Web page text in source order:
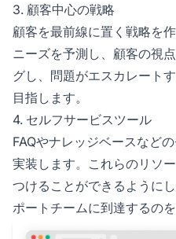
3. 顧客中心の戦略
顧客を最前線に置く戦略を
ニーズを予測し、顧客の視
グし、問題がエスカレート
目指します。
4. セルフサービスツール
FAQやナレッジベースなど
実装します。これらのリソ
つけることができるように
ポートチームに到達するのを